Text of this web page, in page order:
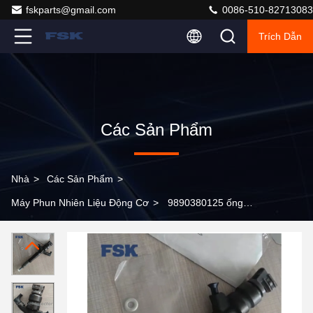
fskparts@gmail.com 0086-510-82713083
Trích Dẫn
Các Sản Phẩm
Nhà > Các Sản Phẩm >
Máy Phun Nhiên Liệu Động Cơ > 9890380125 ống
HILUX